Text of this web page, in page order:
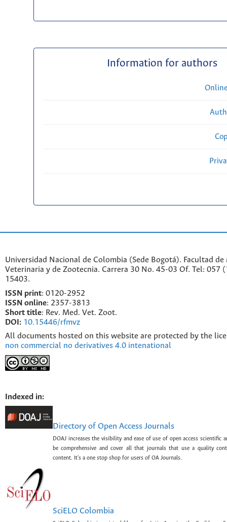
Information for authors
Universidad Nacional de Colombia (Sede Bogotá). Facultad de
Veterinaria y de Zootecnia. Carrera 30 No. 45-03 Of. Tel: 057
15403.
ISSN print: 0120-2952
SSN online: 2357-3813
Short title: Rev. Med. Vet. Zoot.
DOI: 10.15446/rfmvz
All documents hosted on this website are protected by the
non commercial no derivatives 4.0 intenational
Indexed in:
Directory of Open Access Journals
DOAJ increases the visibility and ease of use of open access scientific
be comprehensive and cover all that journals that use a quality
content. It's a one stop shop for users of OA Journals.
SciELO Colombia